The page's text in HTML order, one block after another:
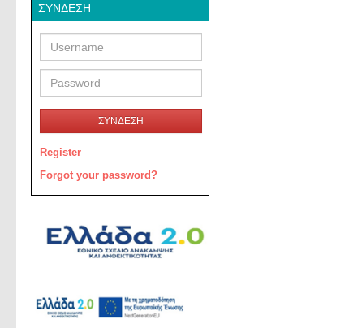
ΣΎΝΔΕΣΗ
ΣΥΝΔΕΣΗ
Register
Forgot your password?